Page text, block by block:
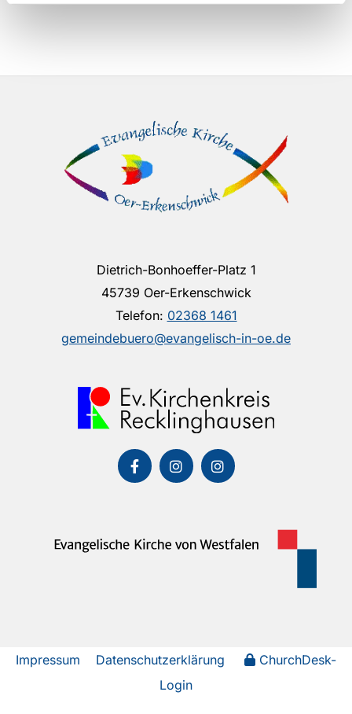
Dietrich-Bonhoeffer-Platz 1
45739 Oer-Erkenschwick
Telefon: 02368 1461
gemeindebuero@evangelisch-in-oe.de
Impressum Datenschutzerklärung
ChurchDesk-
Login